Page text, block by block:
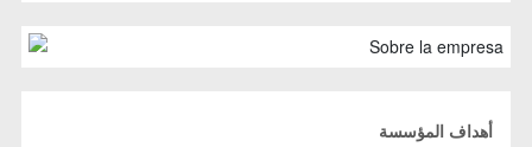
أهداف المؤسسة